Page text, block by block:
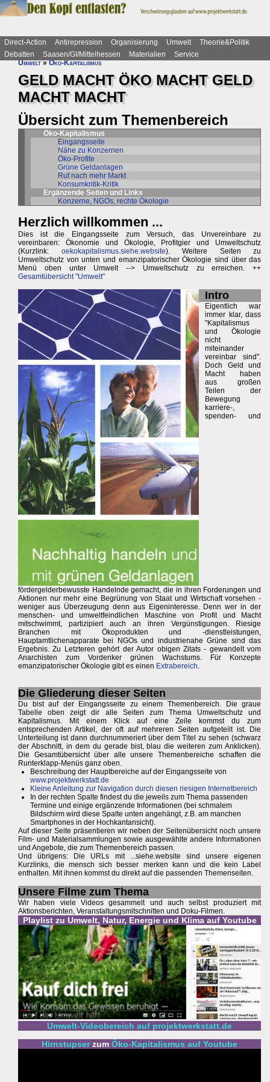
Direct-Action Antirepression Organisierung Umwelt
Theorie&Politik
Debatten
Saasen/GI/Mittelhessen Materialien
Service
Umwelt»Öko-Kapitalismus
GELD MACHT ÖKO MACHT GELD
MACHT MACHT
Übersicht zum Themenbereich
Öko-Kapitalismus
Eingangsseite
Nähe zu Konzernen
Öko-Profite
Grüne Geldanlagen
Ruf nach mehr Markt
Konsumkritik-Kritik
Ergänzende Seiten und Links
Konzerne, NGOs, rechte Ökologie
Herzlich willkommen ...
Dies ist die Eingangsseite zum Versuch, das Unvereinbare zu
vereinbaren: Ökonomie und Ökologie, Profitgier und Umweltschutz
(Kurzlink: oekokapitalismus.siehe.website). Weitere Seiten zu
Umweltschutz von unten und emanzipatorischer Ökologie sind über das
Menü oben unter Umwelt --> Umweltschutz zu erreichen. ++
Gesamtübersicht "Umwelt"
Intro
Eigentlich war
immer klar, dass
"Kapitalismus
und Ökologie
nicht
miteinander
vereinbar sind".
Doch Geld und
Macht haben
aus großen
Teilen der
Bewegung
karriere-,
spenden- und
fördergelderbewusste Handelnde gemacht, die in ihren Forderungen und
Aktionen nur mehr eine Begrünung von Staat und Wirtschaft vorsehen -
weniger aus Überzeugung denn aus Eigeninteresse. Denn wer in der
menschen- und umweltfeindlichen Maschine von Profit und Macht
mitschwimmt, partizipiert auch an ihren Vergünstigungen. Riesige
Branchen mit Ökoprodukten und -dienstleistungen,
Hauptamtlichenapparate bei NGOs und industrienahe Grüne sind das
Ergebnis. Zu Letzteren gehört der Autor obigen Zitats - gewandelt vom
Anarchisten zum Vordenker grünen Wachstums. Für Konzepte
emanzipatorischer Ökologie gibt es einen Extrabereich.
Die Gliederung dieser Seiten
Du bist auf der Eingangsseite zu einem Themenbereich. Die graue
Tabelle oben zeigt dir alle Seiten zum Thema Umweltschutz und
Kapitalismus. Mit einem Klick auf eine Zeile kommst du zum
entsprechenden Artikel, der oft auf mehreren Seiten aufgeteilt ist. Die
Unterteilung ist dann durchnummeriert über dem Titel zu sehen (schwarz
der Abschnitt, in dem du gerade bist, blau die weiteren zum Anklicken).
Die Gesamtübersicht über alle unsere Themenbereiche schaffen die
Runterklapp-Menüs ganz oben.
Beschreibung der Hauptbereiche auf der Eingangsseite von
www.projektwerkstatt.de
Kleine Anleitung zur Navigation durch diesen riesigen Internetbereich
In der rechten Spalte findest du die jeweils zum Thema passenden
Termine und einige ergänzende Informationen (bei schmalem
Bildschirm wird diese Spalte unten angehängt, z.B. am manchen
Smartphones in der Hochkantansicht).
Auf dieser Seite präsentieren wir neben der Seitenübersicht noch unsere
Film- und Materialsammlungen sowie ausgewählte andere Informationen
und Angebote, die zum Themenbereich passen.
Und übrigens: Die URLs mit ...siehe.website sind unsere eigenen
Kurzlinks, die mensch sich besser merken kann und die kein Label
enthalten. Mit ihnen kommst du direkt auf die passenden Themenseiten.
Unsere Filme zum Thema
Wir haben viele Videos gesammelt und auch selbst produziert mit
Aktionsberichten, Veranstaltungsmitschnitten und Doku-Filmen.
Playlist zu Umwelt, Natur, Energie und Klima auf Youtube
Umwelt-Videobereich auf projektwerkstatt.de
HirnstupserzumÖko-Kapitalismus auf Youtube